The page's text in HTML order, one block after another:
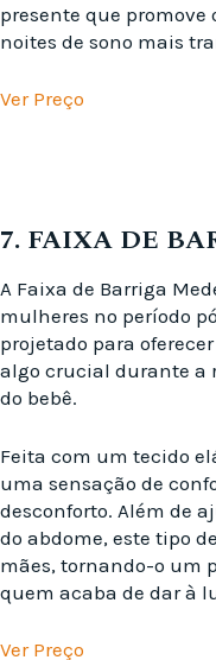
presente que
noites de sono mais
Ver Preço
7. FAIXA DE
A Faixa de Barriga
mulheres no período
projetado para
algo crucial durante a
do bebê.
Feita com um tecido
uma sensação de
desconforto. Além de
do abdome, este tipo
mães, tornando-o um
quem acaba de dar à
Ver Preço